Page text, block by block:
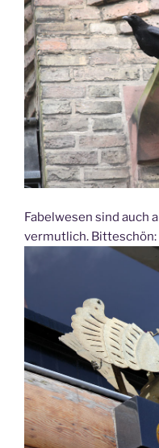
Fabelwesen sind auch
vermutlich. Bitteschön: